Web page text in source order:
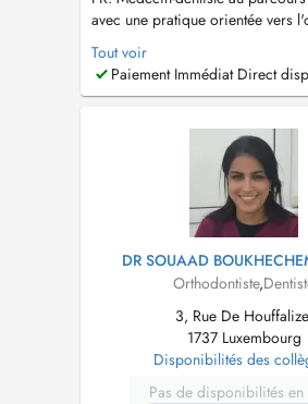
avec une pratique orientée vers
moderne, l'esthétique du sourire
prévention. Je propose une
personnalisée, centrée sur la
de vous accueillir prochai...
Tout voir
Paiement Immédiat Direct
DR SOUAAD
Orthodontiste,
3, Rue De
1737 Luxembourg
Disponibilités des
Pas de disponibilités